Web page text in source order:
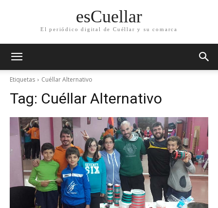
esCuellar
El periódico digital de Cuéllar y su comarca
Etiquetas Cuéllar Alternativo
Tag: Cuéllar Alternativo